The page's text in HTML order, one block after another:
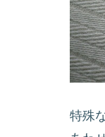
特殊